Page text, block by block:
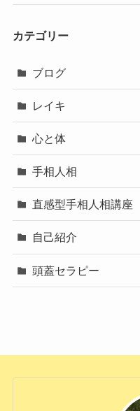
カテゴリー
ブログ
レイキ
心と体
手相人相
直感型手相人相講座
自己紹介
頭蓋セラピー